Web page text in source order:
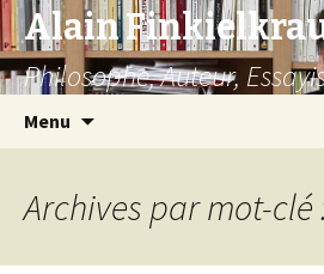
Alain
Philosophe, Auteur,
Menu
Archives par mot-clé